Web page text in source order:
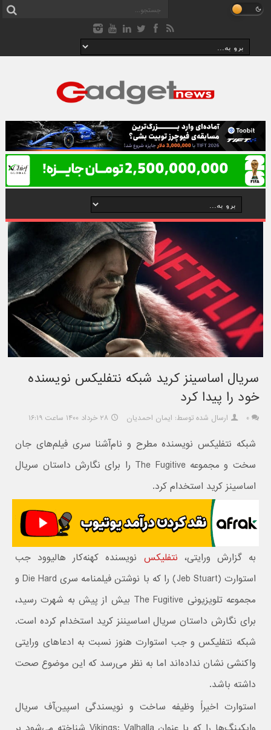
سریال اساسینز کرید شبکه نتفلیکس نویسنده
خود را پیدا کرد
۰ ارسال شده توسط: ایمان احمدیان ۲۸ خرداد ۱۴۰۰ ساعت ۱۶:۱۹
شبکه نتفلیکس نویسنده مطرح و نام‌آشنا سری فیلم‌های جان
سخت و مجموعه The Fugitive را برای نگارش داستان سریال
اساسینز کرید استخدام کرد.
به گزارش ورایتی، نتفلیکس نویسنده کهنه‌کار هالیوود جب
استوارت (Jeb Stuart) را که با نوشتن فیلمنامه سری Die Hard و
مجموعه تلویزیونی The Fugitive بیش از پیش به شهرت رسید،
برای نگارش داستان سریال اساسیننز کرید استخدام کرده است.
شبکه نتفلیکس و جب استوارت هنوز نسبت به ادعاهای ورایتی
واکنشی نشان نداده‌اند اما به نظر می‌رسد که این موضوع صحت
داشته باشد.
استوارت اخیراً وظیفه ساخت و نویسندگی اسپین‌آف سریال